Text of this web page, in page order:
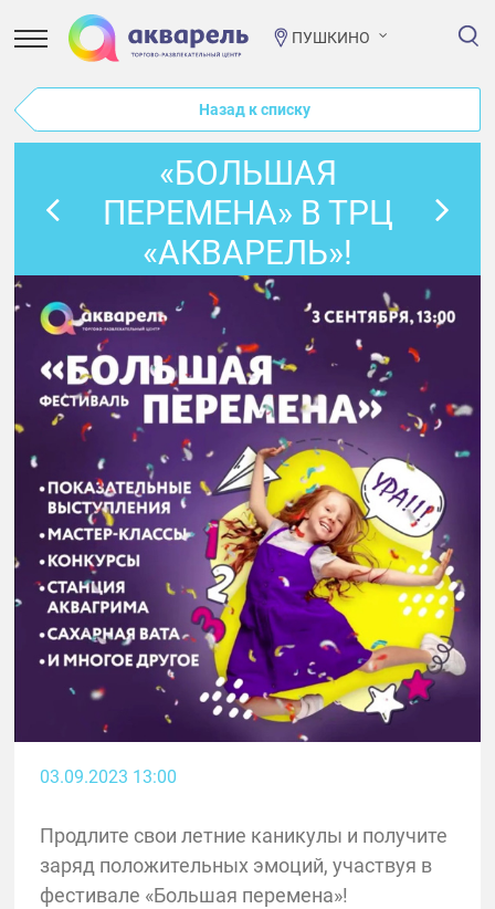
ПУШКИНО
Назад к списку
«БОЛЬШАЯ
ПЕРЕМЕНА» В ТРЦ
«АКВАРЕЛЬ»!
03.09.2023 13:00
Продлите свои летние каникулы и получите
заряд положительных эмоций, участвуя в
фестивале «Большая перемена»!